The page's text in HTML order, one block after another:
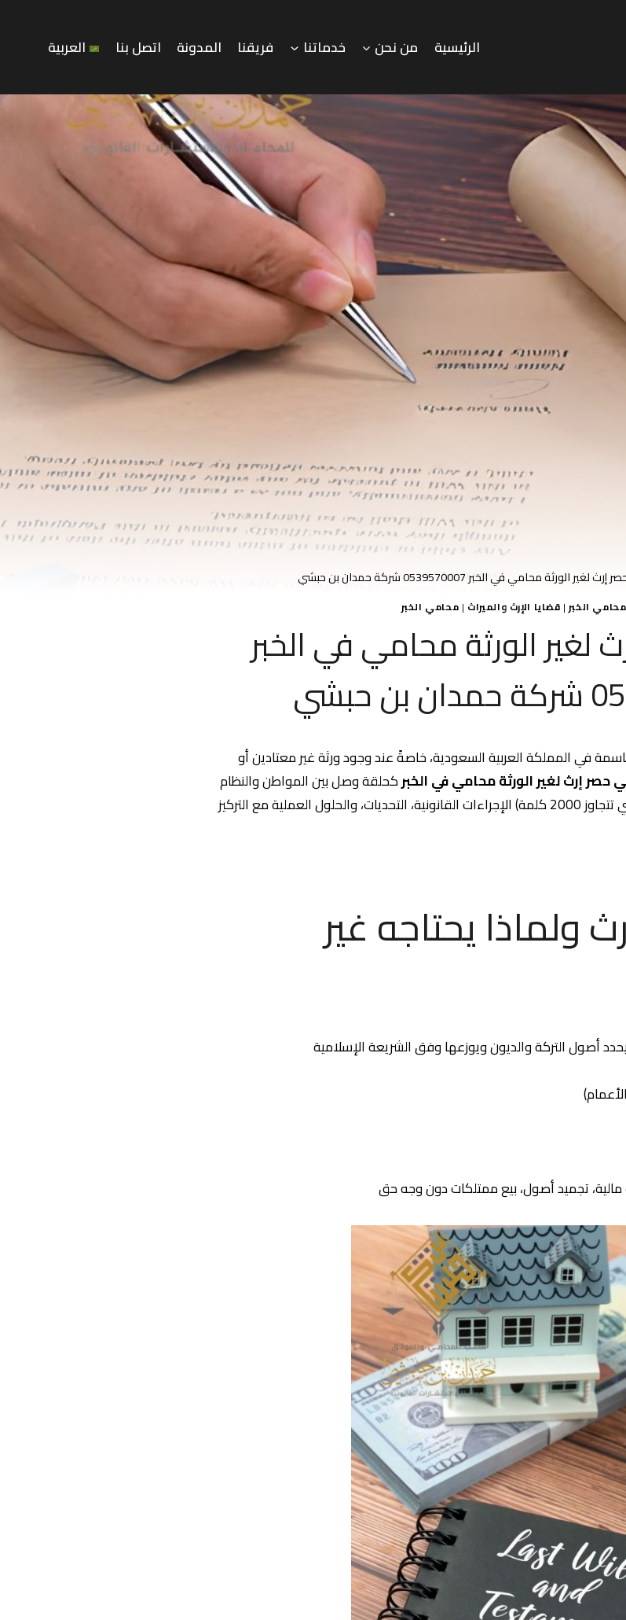
الرئيسية من نحن خدماتنا فريقنا المدونة اتصل بنا العربية
الورثة محامي في الخبر 0539570007 شركة حمدان بن حبشي
الخبر| قضايا الإرث والميراث | محامي الخبر
الورثة محامي في الخبر
في المملكة العربية السعودية، خاصةً عند وجود ورثة غير معتادين أو
حصر إرث لغير الورثة محامي في الخبركحلقة وصل بين المواطن والنظام
القضائي. تشرح هذه المقالة الشاملة (التي تتجاوز 2000 كلمة) الإجراءات القانونية، التحديات، والحلول العملية مع التركيز
ولماذا يحتاجه غير
أصول التركة والديون ويوزعها وفق الشريعة الإسلامية
مالية، تجميد أصول، بيع ممتلكات دون وجه حق